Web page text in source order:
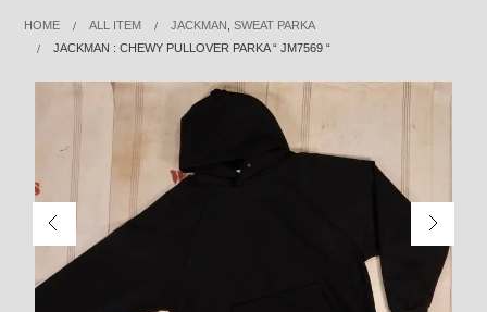
HOME ALL ITEM JACKMAN ,SWEAT PARKA
JACKMAN : CHEWY PULLOVER PARKA “ JM7569 “